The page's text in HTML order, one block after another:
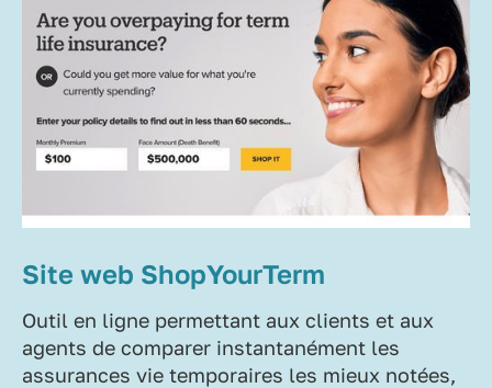
Site web ShopYourTerm
Outil en ligne permettant aux clients et aux
agents de comparer instantanément les
assurances vie temporaires les mieux notées,